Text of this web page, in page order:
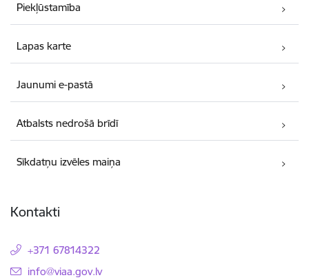
Piekļūstamība
Lapas karte
Jaunumi e-pastā
Atbalsts nedrošā brīdī
Sīkdatņu izvēles maiņa
Kontakti
+371 67814322
E-pasts:
info@viaa.gov.lv